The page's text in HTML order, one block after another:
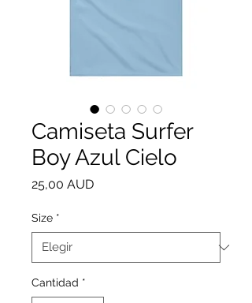
Camiseta Surfer
Boy Azul Cielo
25,00 AUDPrecio
Size *
Cantidad *